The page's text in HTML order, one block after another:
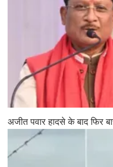
अजीत पवार हादसे के बाद फिर